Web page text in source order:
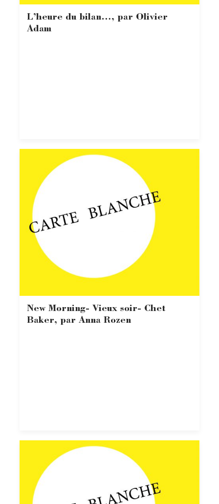
L’heure du bilan…, par Olivier
Adam
New Morning- Vieux soir- Chet
Baker, par Anna Rozen